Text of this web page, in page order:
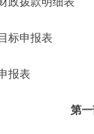
标申报表
报表
第